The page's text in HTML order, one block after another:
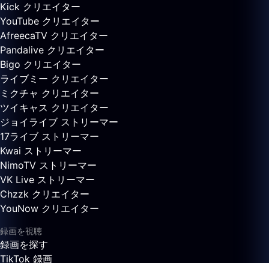
Kick クリエイター
YouTube クリエイター
AfreecaTV クリエイター
Pandalive クリエイター
Bigo クリエイター
ライブミー クリエイター
ミクチャ クリエイター
ツイキャス クリエイター
ジョイライブ ストリーマー
17ライブ ストリーマー
Kwai ストリーマー
NimoTV ストリーマー
VK Live ストリーマー
Chzzk クリエイター
YouNow クリエイター
録画を視聴
録画を探す
TikTok 録画